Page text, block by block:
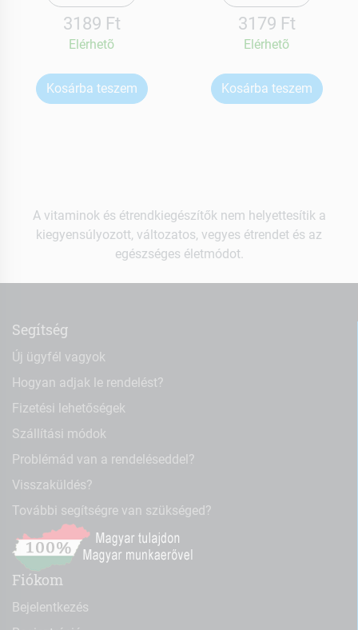
3189 Ft
Elérhetõ
Kosárba teszem
3179 Ft
Elérhetõ
Kosárba teszem
A vitaminok és étrendkiegészítők nem helyettesítik a
kiegyensúlyozott, változatos, vegyes étrendet és az
egészséges életmódot.
Segítség
Új ügyfél vagyok
Hogyan adjak le rendelést?
Fizetési lehetőségek
Szállítási módok
Problémád van a rendeléseddel?
Visszaküldés?
További segítségre van szükséged?
Fiókom
Bejelentkezés